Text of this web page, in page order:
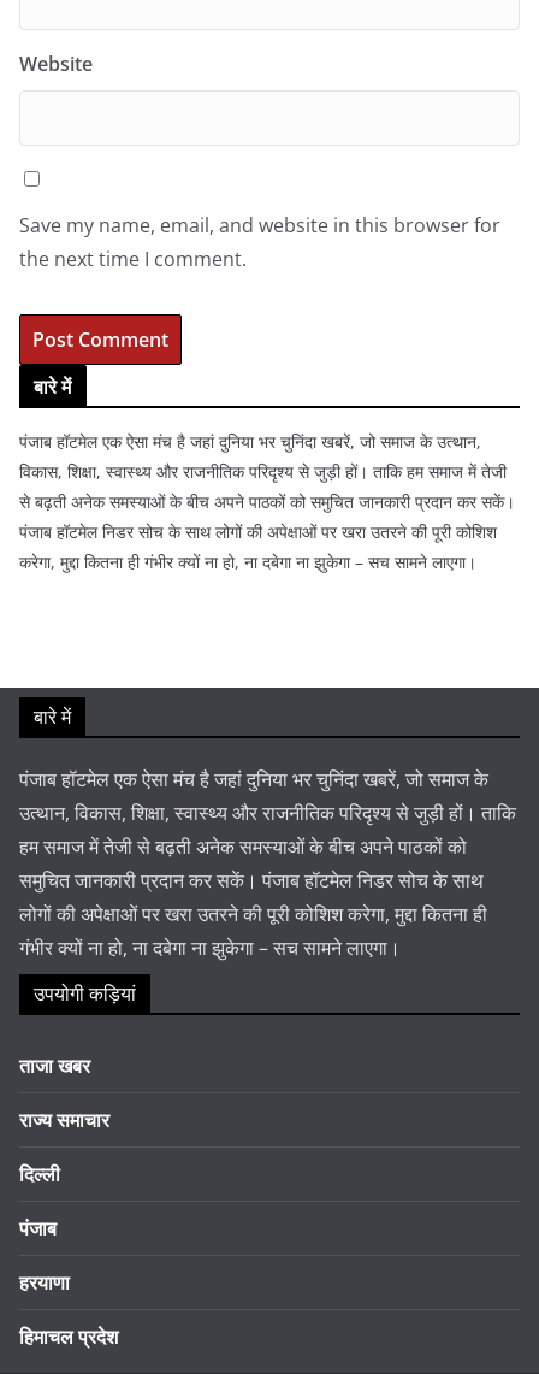
Website
Save my name, email, and website in this browser for
the next time I comment.
बारे में
पंजाब हॉटमेल एक ऐसा मंच है जहां दुनिया भर चुनिंदा खबरें, जो समाज के उत्थान,
विकास, शिक्षा, स्वास्थ्य और राजनीतिक परिदृश्य से जुड़ी हों। ताकि हम समाज में तेजी
से बढ़ती अनेक समस्याओं के बीच अपने पाठकों को समुचित जानकारी प्रदान कर सकें।
पंजाब हॉटमेल निडर सोच के साथ लोगों की अपेक्षाओं पर खरा उतरने की पूरी कोशिश
करेगा, मुद्दा कितना ही गंभीर क्यों ना हो, ना दबेगा ना झुकेगा – सच सामने लाएगा।
बारे में
पंजाब हॉटमेल एक ऐसा मंच है जहां दुनिया भर चुनिंदा खबरें, जो समाज के
उत्थान, विकास, शिक्षा, स्वास्थ्य और राजनीतिक परिदृश्य से जुड़ी हों। ताकि
हम समाज में तेजी से बढ़ती अनेक समस्याओं के बीच अपने पाठकों को
समुचित जानकारी प्रदान कर सकें। पंजाब हॉटमेल निडर सोच के साथ
लोगों की अपेक्षाओं पर खरा उतरने की पूरी कोशिश करेगा, मुद्दा कितना ही
गंभीर क्यों ना हो, ना दबेगा ना झुकेगा – सच सामने लाएगा।
उपयोगी कड़ियां
ताजा खबर
राज्य समाचार
दिल्ली
पंजाब
हरयाणा
हिमाचल प्रदेश